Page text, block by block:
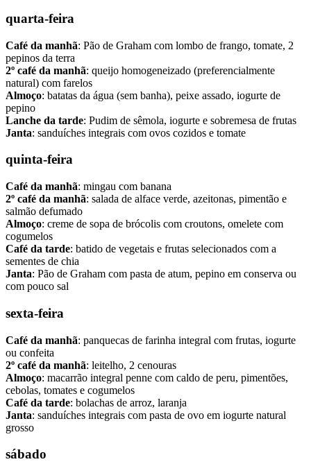
quarta-feira
Café da manhã: Pão de Graham com lombo de frango, tomate, 2
pepinos da terra
2º café da manhã: queijo homogeneizado (preferencialmente
natural) com farelos
Almoço: batatas da água (sem banha), peixe assado, iogurte de
pepino
Lanche da tarde: Pudim de sêmola, iogurte e sobremesa de frutas
Janta: sanduíches integrais com ovos cozidos e tomate
quinta-feira
Café da manhã: mingau com banana
2º café da manhã: salada de alface verde, azeitonas, pimentão e
salmão defumado
Almoço: creme de sopa de brócolis com croutons, omelete com
cogumelos
Café da tarde: batido de vegetais e frutas selecionados com a
sementes de chia
Janta: Pão de Graham com pasta de atum, pepino em conserva ou
com pouco sal
sexta-feira
Café da manhã: panquecas de farinha integral com frutas, iogurte
ou confeita
2º café da manhã: leitelho, 2 cenouras
Almoço: macarrão integral penne com caldo de peru, pimentões,
cebolas, tomates e cogumelos
Café da tarde: bolachas de arroz, laranja
Janta: sanduíches integrais com pasta de ovo em iogurte natural
grosso
sábado